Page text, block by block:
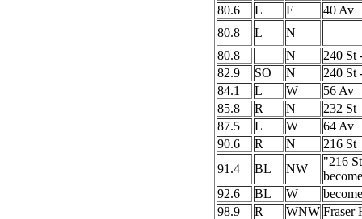
80.6
L E
40 Av
80.8
L
N
80.8
N
240 St
82.9
SO N
240 St
84.1
L W
56 Av
85.8
R N
232 St
87.5
L W
64 Av
90.6
R N
216 St
91.4
BL NW
"216
92.6
BL W
98.9
R WNW Fraser